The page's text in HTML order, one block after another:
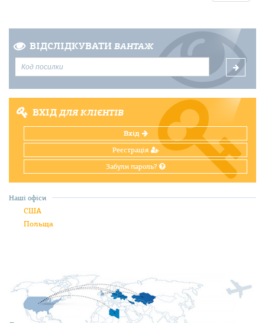
ВІДСЛІДКУВАТИ ВАНТАЖ
ВХІДДЛЯ КЛІЄНТІВ
Вхід
Реєстрація
Забули пароль?
Наші офіси
США
Польща